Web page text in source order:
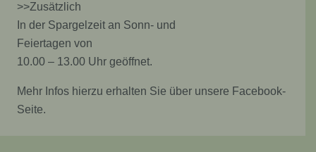
>>Zusätzlich
In der Spargelzeit an Sonn- und
Feiertagen von
10.00 – 13.00 Uhr geöffnet.
Mehr Infos hierzu erhalten Sie über unsere Facebook-
Seite.